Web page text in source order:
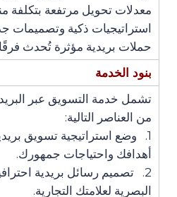
معدلات تحويل مرتفعة بتكلفة
استراتيجيات ذكية وتصميمات
حملات بريدية مؤثرة تُحدث
بنود الخدمة
تشمل خدمة التسويق عبر
من العناصر التالية:
1. وضع استراتيجية تسويق
أهدافك واحتياجات جمهورك.
2. تصميم رسائل بريدية
البصرية لعلامتك التجارية.